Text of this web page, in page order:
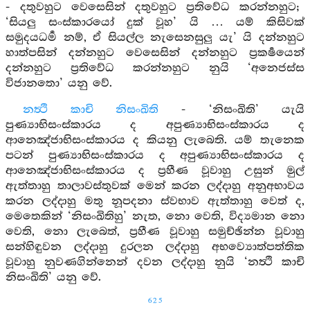
- දතුවහුට වෙසෙසින් දතුවහුට ප්‍රතිවේධ කරන්නහුට;
‘සියලු සංස්කාරයෝ දුක් වූහ’ යි … යම් කිසිවක්
සමුදයධර්‍ම නම්, ඒ සියල්ල නැසෙනසුලු යැ’ යි දන්නහුට
හාත්පසින් දන්නහුට වෙසෙසින් දන්නහුට ප්‍රකර්‍ෂයෙන්
දන්නහුට ප්‍රතිවේධ කරන්නහුට නුයි ‘අනෙජස්ස
විජානතො’ යනු වේ.
නත්‍ථි කාචි නිසංඛිති - ‘නිසංඛිති’ යැයි
පුණ්‍යාභිසංස්කාරය ද අපුණ්‍යාභිසංස්කාරය ද
ආනෙඤ්ජාභිසංස්කාරය ද කියනු ලැබෙති. යම් තැනෙක
පටන් පුණ්‍යාභිසංස්කාරය ද අපුණ්‍යාභිසංස්කාරය ද
ආනෙඤ්ජාභිසංස්කාරය ද ප්‍රහීණ වූවාහු උසුන් මුල්
ඇත්තාහු තාලාවස්තුවක් මෙන් කරන ලද්දාහු අනුඅභාවය
කරන ලද්දාහු මතු නූපදනා ස්වභාව ඇත්තාහු වෙත් ද,
මෙතෙකින් ‘නිසංඛිතිහු’ නැත, නො වෙති, විද්‍යමාන නො
වෙති, නො ලැබෙත්, ප්‍රහීණ වූවාහු සමුච්ඡින්න වූවාහු
සන්හිඳුවන ලද්දාහු දුරලන ලද්දාහු අභව්‍යොත්පත්තික
වූවාහු නුවණගින්නෙන් දවන ලද්දාහු නුයි ‘නත්‍ථි කාචි
නිසංඛිති’ යනු වේ.
625